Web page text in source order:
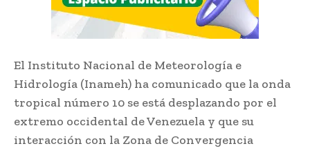
El Instituto Nacional de Meteorología e
Hidrología (Inameh) ha comunicado que la onda
tropical número 10 se está desplazando por el
extremo occidental de Venezuela y que su
interacción con la Zona de Convergencia